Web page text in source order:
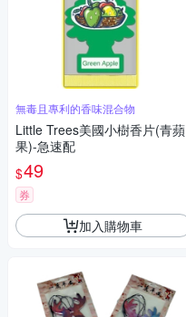
無毒且專利的香味混合物
Little Trees美國小樹香片(青蘋
果)-急速配
$49
券
加入購物車